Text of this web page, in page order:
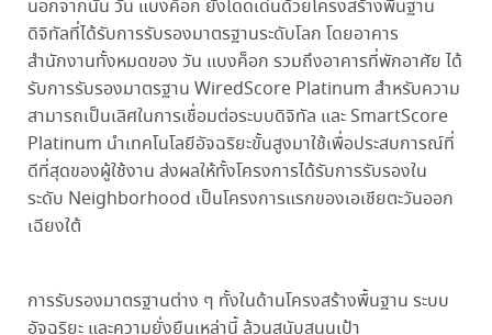
นอกจากนั้น วัน แบงค็อก ยังโดดเด่นด้วยโครงสร้างพื้นฐาน
ดิจิทัลที่ได้รับการรับรองมาตรฐานระดับโลก โดยอาคาร
สำนักงานทั้งหมดของ วัน แบงค็อก รวมถึงอาคารที่พักอาศัย ได้
รับการรับรองมาตรฐาน WiredScore Platinum สำหรับความ
สามารถเป็นเลิศในการเชื่อมต่อระบบดิจิทัล และ SmartScore
Platinum นำเทคโนโลยีอัจฉริยะขั้นสูงมาใช้เพื่อประสบการณ์ที่
ดีที่สุดของผู้ใช้งาน ส่งผลให้ทั้งโครงการได้รับการรับรองใน
ระดับ Neighborhood เป็นโครงการแรกของเอเชียตะวันออก
เฉียงใต้
การรับรองมาตรฐานต่าง ๆ ทั้งในด้านโครงสร้างพื้นฐาน ระบบ
อัจฉริยะ และความยั่งยืนเหล่านี้ ล้วนสนับสนุนเป้า